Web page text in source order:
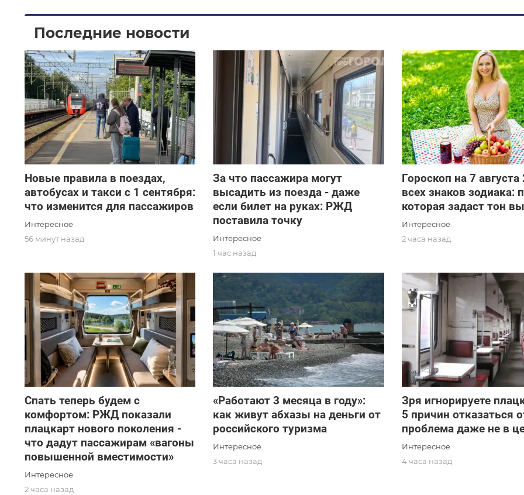
Последние новости
Новые правила в поездах,
автобусах и такси с 1 сентября:
что изменится для пассажиров
Интересное
56 минут назад
За что пассажира могут
высадить из поезда - даже
если билет на руках: РЖД
поставила точку
Интересное
1 час назад
Гороскоп на 7
всех знаков зодиака:
которая задаст тон
Интересное
2 часа назад
Спать теперь будем с
комфортом: РЖД показали
плацкарт нового поколения -
что дадут пассажирам «вагоны
повышенной вместимости»
Интересное
2 часа назад
«Работают 3 месяца в году»:
как живут абхазы на деньги от
российского туризма
Интересное
3 часа назад
Зря игнорируете
5 причин отказаться
проблема даже не в
Интересное
4 часа назад